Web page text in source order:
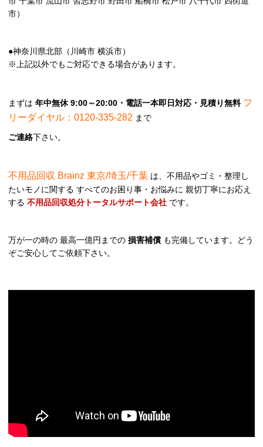
市）
●神奈川県北部（川崎市 横浜市）
※上記以外でもご対応できる場合があります。
まずは 年中無休 9:00～20:00・電話一本即日対応・見積り無料 フ
リーダイヤル：0120-335-282 まで
ご連絡下さい。
不用品回収 Brainz 東京/埼玉/千葉 は、不用品やゴミ・整理し
たいモノに関する すべてのお困り事・お悩みに 親切丁寧にお応え
する 不用品回収処分トータルサポート会社 です。
万が一の時の 最高一億円までの 損害補償 も完備しています。どう
ぞご安心してご依頼下さい。